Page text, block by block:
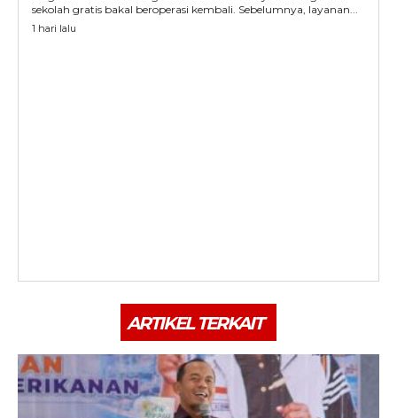
sekolah gratis bakal beroperasi kembali. Sebelumnya, layanan...
1 hari lalu
ARTIKEL TERKAIT